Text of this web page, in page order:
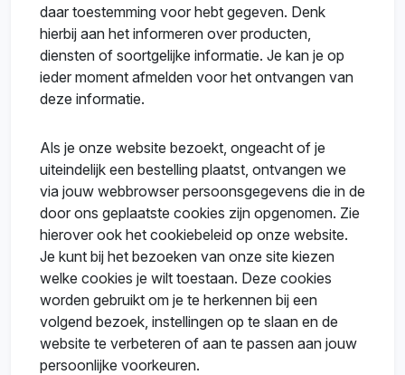
daar toestemming voor hebt gegeven. Denk
hierbij aan het informeren over producten,
diensten of soortgelijke informatie. Je kan je op
ieder moment afmelden voor het ontvangen van
deze informatie.
Als je onze website bezoekt, ongeacht of je
uiteindelijk een bestelling plaatst, ontvangen we
via jouw webbrowser persoonsgegevens die in de
door ons geplaatste cookies zijn opgenomen. Zie
hierover ook het cookiebeleid op onze website.
Je kunt bij het bezoeken van onze site kiezen
welke cookies je wilt toestaan. Deze cookies
worden gebruikt om je te herkennen bij een
volgend bezoek, instellingen op te slaan en de
website te verbeteren of aan te passen aan jouw
persoonlijke voorkeuren.